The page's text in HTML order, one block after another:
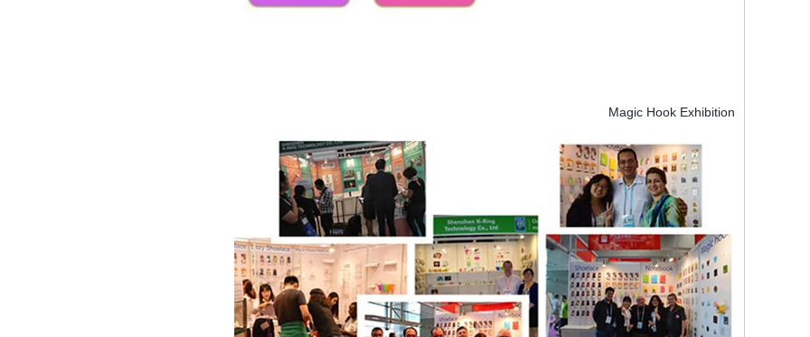
Magic Hook Exhibition